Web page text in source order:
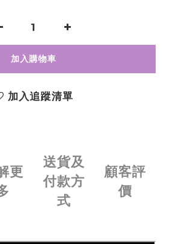
加入購物車
加入追蹤清單
更
送貨及
付款方
式
顧客評
價